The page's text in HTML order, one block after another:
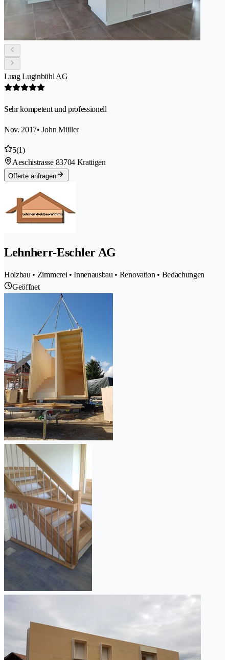
Luag Luginbühl AG
Sehr kompetent und professionell
Nov. 2017• John Müller
5(1)
Aeschistrasse 83704 Krattigen
Offerte anfragen
Lehnherr-Eschler AG
Holzbau • Zimmerei • Innenausbau • Renovation • Bedachungen
Geöffnet